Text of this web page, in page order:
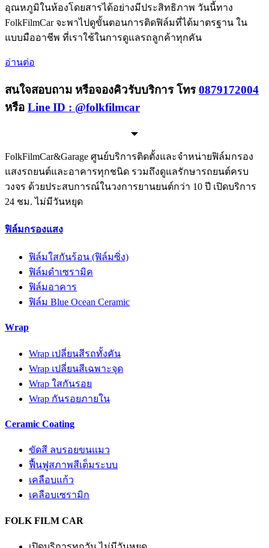
อุณหภูมิในห้องโดยสารได้อย่างมีประสิทธิภาพ วันนี้ทาง
FolkFilmCar จะพาไปดูขั้นตอนการติดฟิล์มที่ได้มาตรฐาน ใน
แบบมืออาชีพ ที่เราใช้ในการดูแลรถลูกค้าทุกคัน
อ่านต่อ
สนใจสอบถาม หรือจองคิวรับบริการ โทร0879172004
หรือ Line ID : @folkfilmcar
FolkFilmCar&Garage ศูนย์บริการติดตั้งและจำหน่ายฟิล์มกรอง
แสงรถยนต์และอาคารทุกชนิด รวมถึงดูแลรักษารถยนต์ครบ
วงจร ด้วยประสบการณ์ในวงการยานยนต์กว่า 10 ปี เปิดบริการ
24 ชม. ไม่มีวันหยุด
ฟิล์มกรองแสง
ฟิล์มใสกันร้อน (ฟิล์มซิ่ง)
ฟิล์มดำเซรามิค
ฟิล์มอาคาร
ฟิล์ม Blue Ocean Ceramic
Wrap
Wrap เปลี่ยนสีรถทั้งคัน
Wrap เปลี่ยนสีเฉพาะจุด
Wrap ใสกันรอย
Wrap กันรอยภายใน
Ceramic Coating
ขัดสี ลบรอยขนแมว
ฟื้นฟูสภาพสีเต็มระบบ
เคลือบแก้ว
เคลือบเซรามิก
FOLK FILM CAR